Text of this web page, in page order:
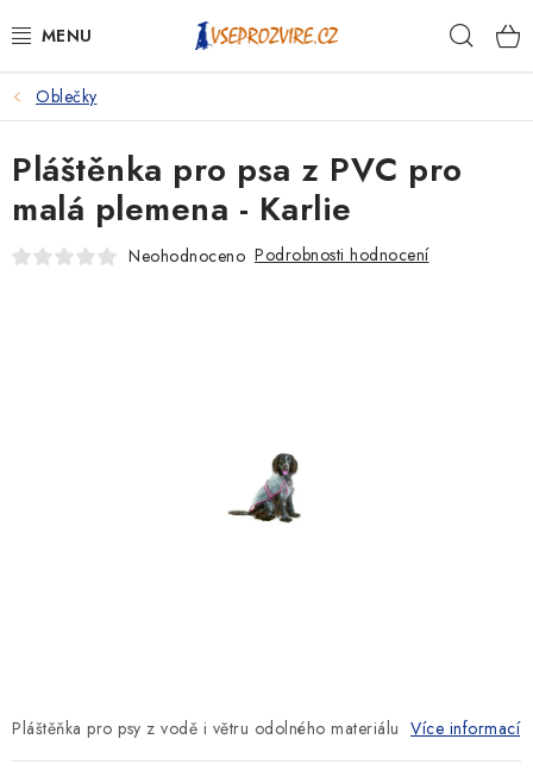
na
PSI
KOČKY
KONĚ
Oblečky
Pláštěňka pro psy z vodě i větru odolného materiálu Více informací
Pláštěnka pro psa z PVC pro
malá plemena - Karlie
Neohodnoceno Podrobnosti hodnocení